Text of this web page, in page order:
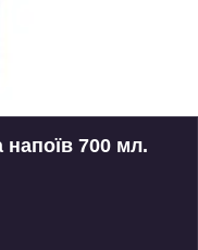
700 мл.